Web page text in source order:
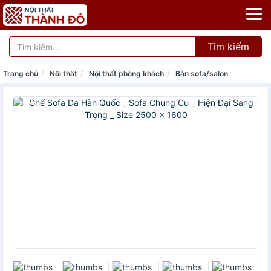
Tìm kiếm
Trang chủ Nội thất Nội thất phòng khách Bàn sofa/salon